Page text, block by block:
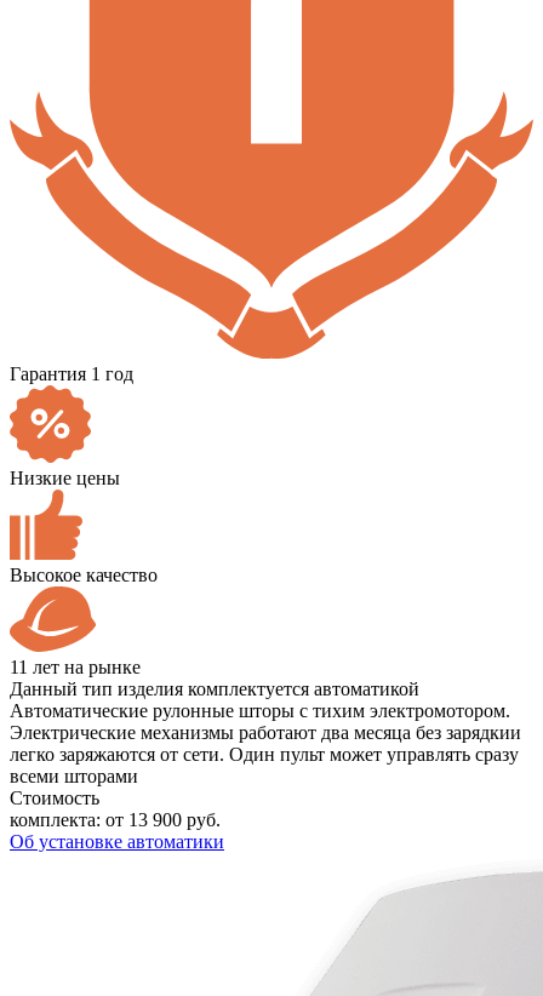
Гарантия 1 год
Низкие цены
Высокое качество
11 лет на рынке
Данный тип изделия комплектуется автоматикой
Автоматические рулонные шторы с тихим электромотором.
Электрические механизмы работают два месяца без зарядкии
легко заряжаются от сети. Один пульт может управлять сразу
всеми шторами
Стоимость
комплекта: от 13 900 руб.
Об установке автоматики